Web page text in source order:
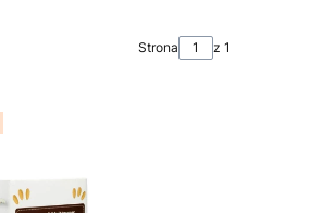
Strona z 1